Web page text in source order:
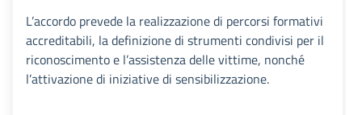
L’accordo prevede la realizzazione di percorsi formativi
accreditabili, la definizione di strumenti condivisi per il
riconoscimento e l’assistenza delle vittime, nonché
l’attivazione di iniziative di sensibilizzazione.